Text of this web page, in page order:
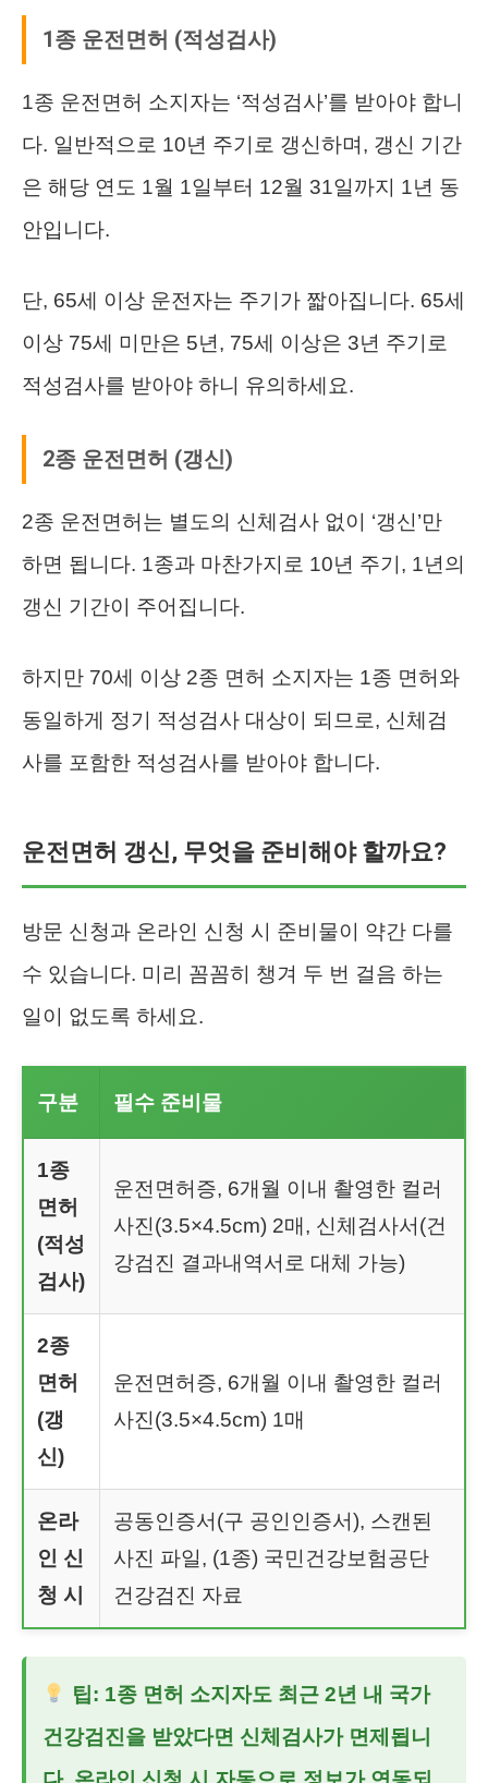
1종 운전면허 (적성검사)
1종 운전면허 소지자는 ‘적성검사’를 받아야 합니
다. 일반적으로 10년 주기로 갱신하며, 갱신 기간
은 해당 연도 1월 1일부터 12월 31일까지 1년 동
안입니다.
단, 65세 이상 운전자는 주기가 짧아집니다. 65세
이상 75세 미만은 5년, 75세 이상은 3년 주기로
적성검사를 받아야 하니 유의하세요.
2종 운전면허 (갱신)
2종 운전면허는 별도의 신체검사 없이 ‘갱신’만
하면 됩니다. 1종과 마찬가지로 10년 주기, 1년의
갱신 기간이 주어집니다.
하지만 70세 이상 2종 면허 소지자는 1종 면허와
동일하게 정기 적성검사 대상이 되므로, 신체검
사를 포함한 적성검사를 받아야 합니다.
운전면허 갱신, 무엇을 준비해야 할까요?
방문 신청과 온라인 신청 시 준비물이 약간 다를
수 있습니다. 미리 꼼꼼히 챙겨 두 번 걸음 하는
일이 없도록 하세요.
구분 필수 준비물
1종
면허
(적성
검사)
운전면허증, 6개월 이내 촬영한 컬러
사진(3.5×4.5cm) 2매, 신체검사서(건
강검진 결과내역서로 대체 가능)
2종
면허
(갱
신)
운전면허증, 6개월 이내 촬영한 컬러
사진(3.5×4.5cm) 1매
온라
인 신
청 시
공동인증서(구 공인인증서), 스캔된
사진 파일, (1종) 국민건강보험공단
건강검진 자료
팁: 1종 면허 소지자도 최근 2년 내 국가
건강검진을 받았다면 신체검사가 면제됩니